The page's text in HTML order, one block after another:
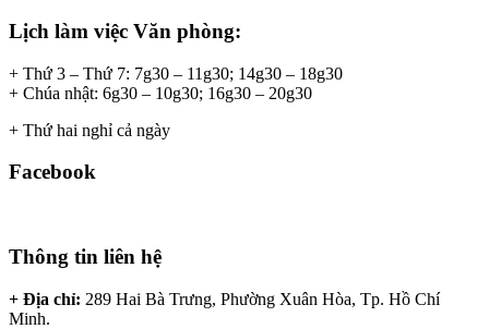
Lịch làm việc Văn phòng:
+ Thứ 3 – Thứ 7: 7g30 – 11g30; 14g30 – 18g30
+ Chúa nhật: 6g30 – 10g30; 16g30 – 20g30
+ Thứ hai nghỉ cả ngày
Facebook
Thông tin liên hệ
+ Địa chỉ: 289 Hai Bà Trưng, Phường Xuân Hòa, Tp. Hồ Chí
Minh.